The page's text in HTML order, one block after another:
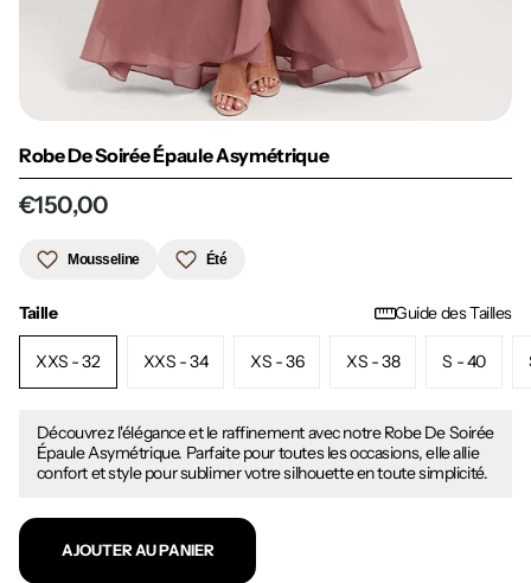
Robe De Soirée Épaule Asymétrique
€150,00
Mousseline Été
Taille Guide des Tailles
XXS - 32 XXS - 34 XS - 36 XS - 38 S - 40
Découvrez l'élégance et le raffinement avec notre Robe De Soirée
Épaule Asymétrique. Parfaite pour toutes les occasions, elle allie
confort et style pour sublimer votre silhouette en toute simplicité.
AJOUTER AU PANIER